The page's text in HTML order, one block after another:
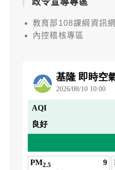
教育部108課綱資訊網
內控稽核專區